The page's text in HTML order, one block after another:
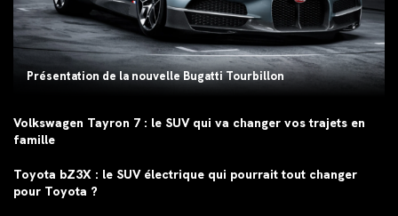
Présentation de la nouvelle Bugatti Tourbillon
Volkswagen Tayron 7 : le SUV qui va changer vos trajets en
famille
Toyota bZ3X : le SUV électrique qui pourrait tout changer
pour Toyota ?